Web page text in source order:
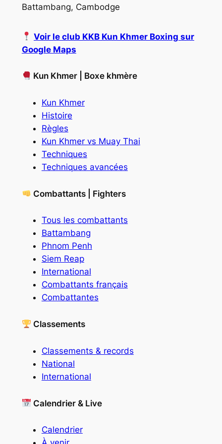
Battambang, Cambodge
Voir le club KKB Kun Khmer Boxing sur
Google Maps
Kun Khmer | Boxe khmère
Kun Khmer
Histoire
Règles
Kun Khmer vs Muay Thai
Techniques
Techniques avancées
Combattants | Fighters
Tous les combattants
Battambang
Phnom Penh
Siem Reap
International
Combattants français
Combattantes
Classements
Classements & records
National
International
Calendrier & Live
Calendrier